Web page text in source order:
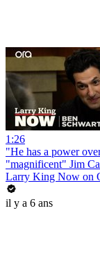
1:26
"He has a power
"magnificent" Jim
Larry King Now on
il y a 6 ans